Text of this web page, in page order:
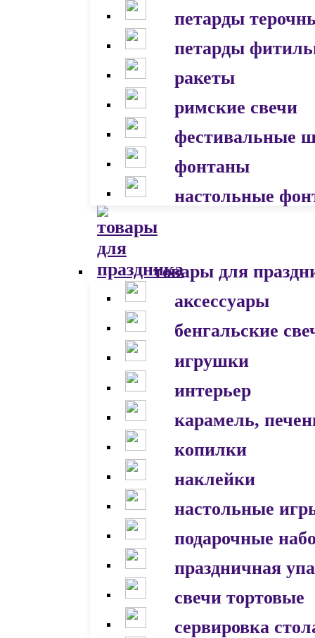
петарды
петарды
ракеты
римские свечи
фестивальные
фонтаны
настольные
товары для
аксессуары
бенгальские
игрушки
интерьер
карамель,
копилки
наклейки
настольные
подарочные
праздничная
свечи тортовые
сервировка